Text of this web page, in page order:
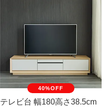
40%OFF
テレビ台 幅180高さ38.5cm